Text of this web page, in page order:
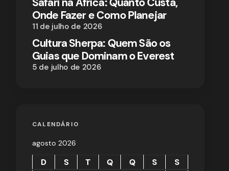
Onde Fazer e Como Planejar
11 de julho de 2026
Cultura Sherpa: Quem São os
Guias que Dominam o Everest
5 de julho de 2026
CALENDÁRIO
agosto 2026
D S T Q Q S
S